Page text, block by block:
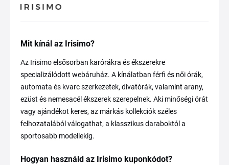
Mit kínál az Irisimo?
Az Irisimo elsősorban karórákra és ékszerekre
specializálódott webáruház. A kínálatban férfi és női órák,
automata és kvarc szerkezetek, divatórák, valamint arany,
ezüst és nemesacél ékszerek szerepelnek. Aki minőségi órát
vagy ajándékot keres, az márkás kollekciók széles
felhozatalából válogathat, a klasszikus daraboktól a
sportosabb modellekig.
Hogyan használd az Irisimo kuponkódot?